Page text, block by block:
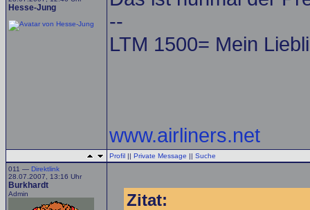
Hesse-Jung
--
LTM 1500= Mein
www.airliners.net
Profil || Private Message || Suche
011 — Direktlink
28.07.2007, 13:16 Uhr
Burkhardt
Admin Zitat: